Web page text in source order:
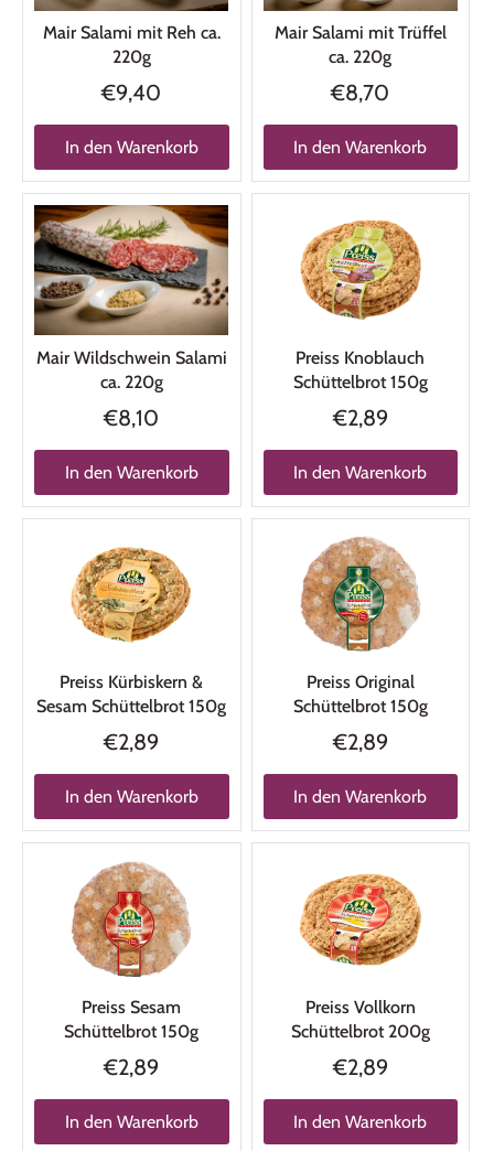
Mair Salami mit Reh ca.
220g
€9,40
In den Warenkorb
Mair Salami mit Trüffel
ca. 220g
€8,70
In den Warenkorb
Mair Wildschwein Salami
ca. 220g
€8,10
In den Warenkorb
Preiss Knoblauch
Schüttelbrot 150g
€2,89
In den Warenkorb
Preiss Kürbiskern &
Sesam Schüttelbrot 150g
€2,89
In den Warenkorb
Preiss Original
Schüttelbrot 150g
€2,89
In den Warenkorb
Preiss Sesam
Schüttelbrot 150g
€2,89
In den Warenkorb
Preiss Vollkorn
Schüttelbrot 200g
€2,89
In den Warenkorb